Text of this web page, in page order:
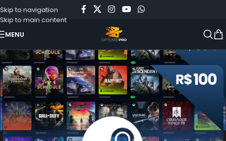
Skip to navigation
Skip to main content
MENU